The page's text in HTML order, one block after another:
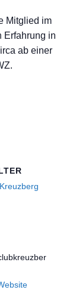
Mitglied im
Erfahrung in
ab einer